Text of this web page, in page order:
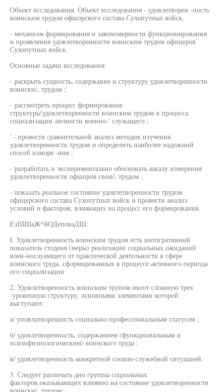
Объект исследования. Объект исследования - удовлетворен -ность
воинским трудом офшорского состава Сухопутных войск.
- механизм формирования и закономерности функционирования
и проявления удовлетворенности воинским трудом офицеров
Сухопутных войск.
Основные задачи исследования:
- раскрыть сущность, содержание и структуру удовлетворенности
воински/, трудом ;'
- рассмотреть процесс формирования
структуры'удовлетворенности воинским трудом в процесса
социализации личности военно-' служащего ;
' - провести сравнительной анализ методик изучения
удовлетворенности трудом и определить наиболее надожинй
способ изморе -ния ;
- разработать и экспериментально обосновать шкалу измерения
удовлетворенности офшоров свои/, трудом ;
- показать реальное состояние удовлетворенности трудом
офицерского состава Сухопутных войск и провести анализ
условий и факторов, влияющих на процесс его формирования.
ЕзШШаЖ^йОДеповаДШ:
I. Удовлетворенность воинским трудом есть интогративннй
показатель стоденя (меры) реализации социальных ожиданий
воен-нослуамщего от практической деятельности в сфере
воинского труда, сформированных в процессе активного периода
ого социализации
2. Удовлетворенность воинским трупом икеот сложную трех
-уровенную структуру, основными элементами которой
выступают:
а/ уповлатворешюсть социально-профессиональным статусом ;
б/ удовлетворенность, содержанием (функциональным и
психофизиологическим) воинского труда ;
в/ удовлетворенность конкретной соошю-служебной ситуацией.
3. Следует различать дно группы социальных
факторов,оказывающих влияиио на состояние удовлетворенности